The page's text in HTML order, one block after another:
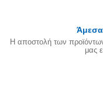
Άμεσα
Η αποστολή των
μας